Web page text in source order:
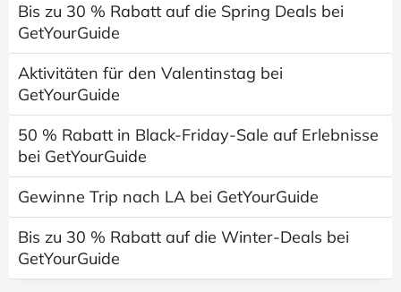
Bis zu 30 % Rabatt auf die Spring Deals bei
GetYourGuide
Aktivitäten für den Valentinstag bei
GetYourGuide
50 % Rabatt in Black-Friday-Sale auf Erlebnisse
bei GetYourGuide
Gewinne Trip nach LA bei GetYourGuide
Bis zu 30 % Rabatt auf die Winter-Deals bei
GetYourGuide